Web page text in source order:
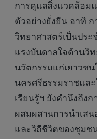
การดูแลสิ่งแวดล้อม
ตัวอย่างยั่งยืน อาทิ
วิทยาศาสตร์เป็นประ
แรงบันดาลใจด้านวิ
นวัตกรรมแก่เยาวช
นครศรีธรรมราชแล
เรียนรู้ฯ ยังคำนึงถึง
ผสมผสานการนำเส
และวิถีชีวิตของชุมช